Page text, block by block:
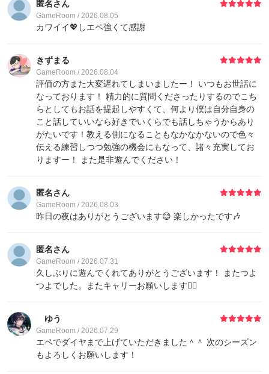
匿名さん
GameRoom / 2026.08.05
カワイイ💖しエペ強くて感謝
きずまる
GameRoom / 2026.08.04
評価の方また大変遅れてしまいましたー！ いつもお世話に
なっております！ 精力的に質問くださったりするのでこち
らとしてもお話を提起しやすくて、何より僕は自分自身の
こと話していいなら好きでいくらでも話しちゃうからあり
がたいです！教える側になることもなかなかないので色々
伝える練習しつつ勉強の機会にもなって、諸々充実してお
りますー！ また是非遊んでください！
匿名さん
GameRoom / 2026.08.03
昨日の夜はありがとうございます😊 楽しかったです🎶
匿名さん
GameRoom / 2026.07.31
久しぶりに遊んでくれてありがとうございます！ またつよ
つよでした。またキャリーお願いします🙇‍♀️
ゆう
GameRoom / 2026.07.29
エペでダイヤまで上げていただきました＾＾ 次のシーズン
もよろしくお願いします！